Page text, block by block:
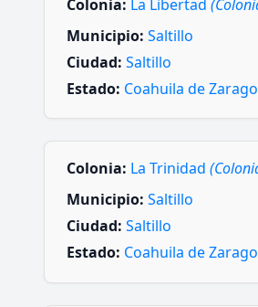
Colonia: La Libertad
Municipio: Saltillo
Ciudad: Saltillo
Estado: Coahuila de
Colonia: La Trinidad
Municipio: Saltillo
Ciudad: Saltillo
Estado: Coahuila de